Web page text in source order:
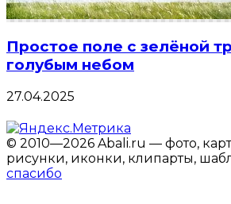
Простое поле с зелёной
голубым небом
27.04.2025
© 2010—2026 Abali.ru — фото,
рисунки, иконки, клипарты,
спасибо